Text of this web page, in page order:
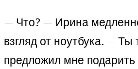
— Что? — Ирина
взгляд от ноутбука. — Ты
предложил мне подарить